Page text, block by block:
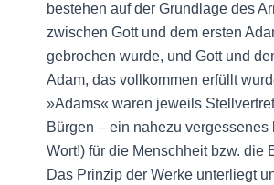
bestehen auf der Grundlage des
zwischen Gott und dem ersten
gebrochen wurde, und Gott und
Adam, das vollkommen erfüllt
»Adams« waren jeweils
Bürgen – ein nahezu vergessenes
Wort!) für die Menschheit bzw. die
Das Prinzip der Werke unterliegt